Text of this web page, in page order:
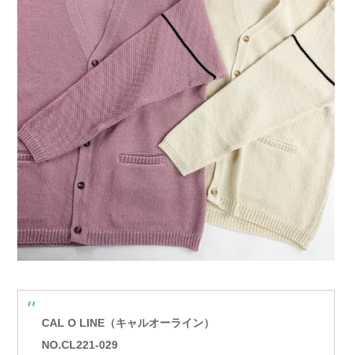
CAL O LINE（キャルオーライン）
NO.CL221-029